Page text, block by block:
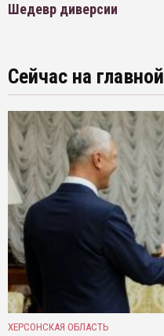
Шедевр диверсии
Сейчас на главной
ХЕРСОНСКАЯ ОБЛАСТЬ